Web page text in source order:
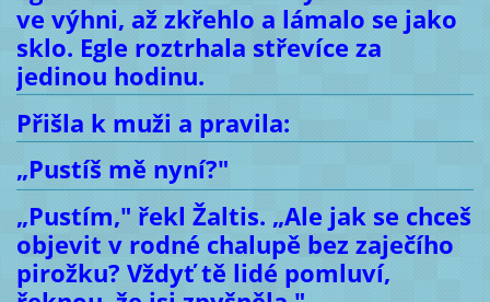
ve výhni, až zkřehlo a lámalo se jako
sklo. Egle roztrhala střevíce za
jedinou hodinu.
Přišla k muži a pravila:
„Pustíš mě nyní?"
„Pustím," řekl Žaltis. „Ale jak se chceš
objevit v rodné chalupě bez zaječího
pirožku? Vždyť tě lidé pomluví,